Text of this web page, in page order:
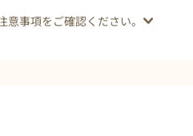
意事項をご確認ください。